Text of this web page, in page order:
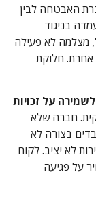
האבטחה לבין
בניגוד
מצלמה לא פעילה
אחרת. חלוקת
על זכויות
חברה שלא
בצורה לא
לא יציב. לקוח
על פגיעה